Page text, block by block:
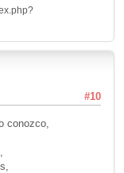
#10
conozco,